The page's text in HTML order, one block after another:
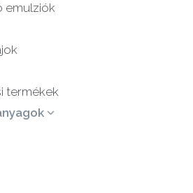
emulziók
termékek